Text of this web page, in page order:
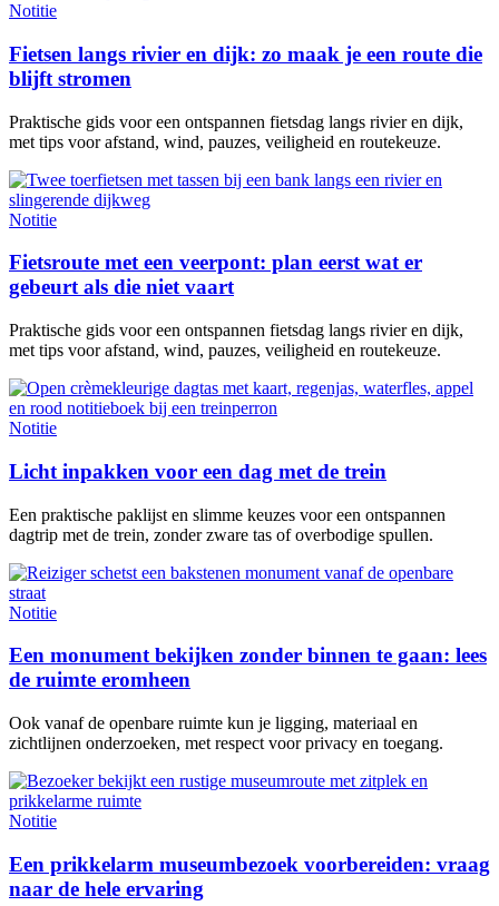
Notitie
Fietsen langs rivier en dijk: zo maak je een route die
blijft stromen
Praktische gids voor een ontspannen fietsdag langs rivier en dijk,
met tips voor afstand, wind, pauzes, veiligheid en routekeuze.
Notitie
Fietsroute met een veerpont: plan eerst wat er
gebeurt als die niet vaart
Praktische gids voor een ontspannen fietsdag langs rivier en dijk,
met tips voor afstand, wind, pauzes, veiligheid en routekeuze.
Notitie
Licht inpakken voor een dag met de trein
Een praktische paklijst en slimme keuzes voor een ontspannen
dagtrip met de trein, zonder zware tas of overbodige spullen.
Notitie
Een monument bekijken zonder binnen te gaan: lees
de ruimte eromheen
Ook vanaf de openbare ruimte kun je ligging, materiaal en
zichtlijnen onderzoeken, met respect voor privacy en toegang.
Notitie
Een prikkelarm museumbezoek voorbereiden: vraag
naar de hele ervaring